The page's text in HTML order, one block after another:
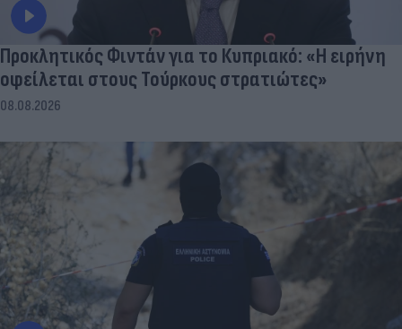
Προκλητικός Φιντάν για το Κυπριακό: «Η ειρήνη
οφείλεται στους Τούρκους στρατιώτες»
08.08.2026